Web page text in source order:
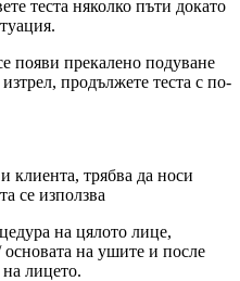
теста няколко пъти докато
появи прекалено подуване
продължете теста с по-
клиента, трябва да носи
се използва
на цялото лице,
на ушите и после
лицето.